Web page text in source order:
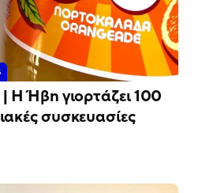
Η Ήβη γιορτάζει 100
συσκευασίες